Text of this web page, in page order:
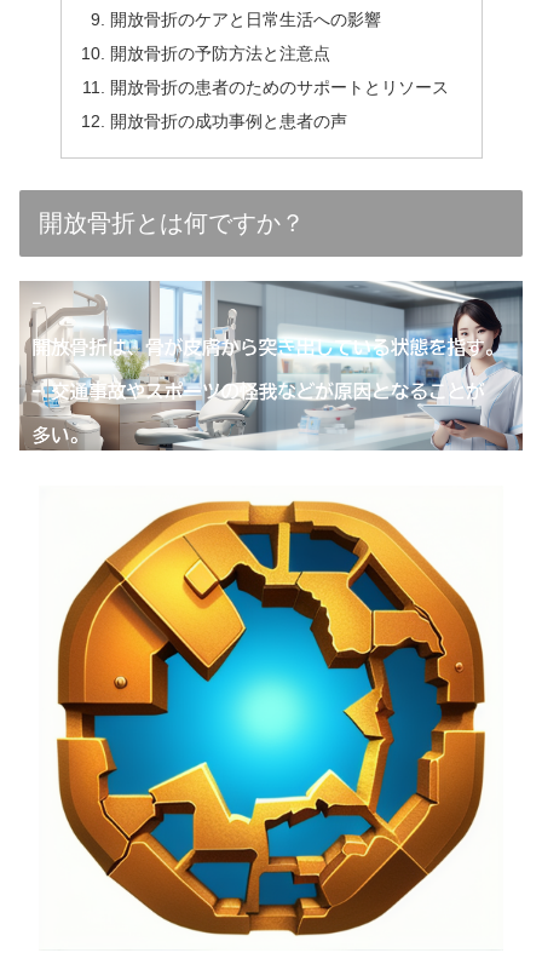
開放骨折のケアと日常生活への影響
開放骨折の予防方法と注意点
開放骨折の患者のためのサポートとリソース
開放骨折の成功事例と患者の声
開放骨折とは何ですか？